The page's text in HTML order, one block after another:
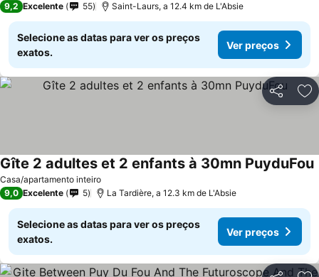
9,2 Excelente 55 Saint-Laurs, a 12.4 km de L'Absie
Selecione as datas para ver os preços
exatos.
Ver preços
Partilhar
Casa/apartamento inteiro
Gîte 2 adultes et 2 enfants à 30mn PuyduFou
9,0 Excelente 5 La Tardière, a 12.3 km de L'Absie
Selecione as datas para ver os preços
exatos.
Ver preços